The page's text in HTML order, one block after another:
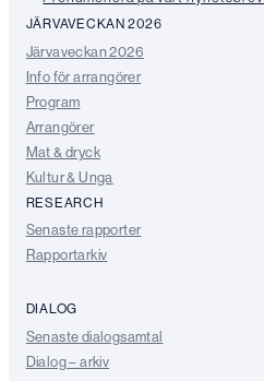
JÄRVAVECKAN 2026
Järvaveckan 2026
Info för arrangörer
Program
Arrangörer
Mat & dryck
Kultur & Unga
RESEARCH
Senaste rapporter
Rapportarkiv
DIALOG
Senaste dialogsamtal
Dialog – arkiv